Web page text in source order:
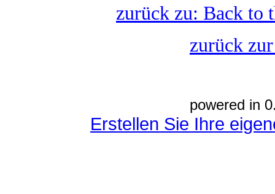
zurück zu: Back to
zurück
powered in
Erstellen Sie Ihre